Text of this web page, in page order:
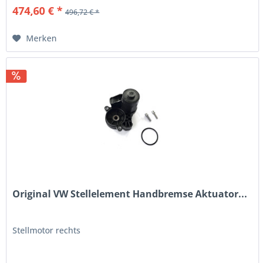
474,60 € * 496,72 € *
Merken
Original VW Stellelement Handbremse Aktuator...
Stellmotor rechts